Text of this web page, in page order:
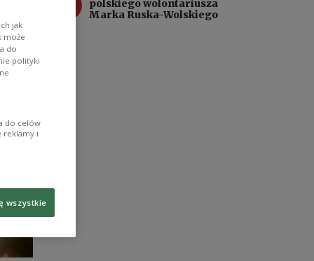
polskiego wolontariusza
Marka Ruska-Wolskiego
jak
może
do
polityki
do celów
reklamy i
wszystkie